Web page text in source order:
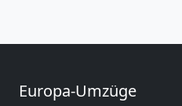
Europa-Umzüge